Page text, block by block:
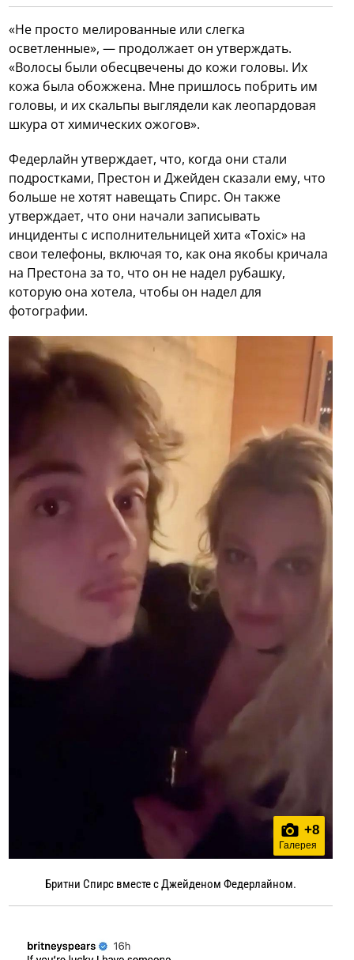
«Не просто мелированные или слегка
осветленные», — продолжает он утверждать.
«Волосы были обесцвечены до кожи головы. Их
кожа была обожжена. Мне пришлось побрить им
головы, и их скальпы выглядели как леопардовая
шкура от химических ожогов».
Федерлайн утверждает, что, когда они стали
подростками, Престон и Джейден сказали ему, что
больше не хотят навещать Спирс. Он также
утверждает, что они начали записывать
инциденты с исполнительницей хита «Toxic» на
свои телефоны, включая то, как она якобы кричала
на Престона за то, что он не надел рубашку,
которую она хотела, чтобы он надел для
фотографии.
+8
Галерея
Бритни Спирс вместе с Джейденом Федерлайном.